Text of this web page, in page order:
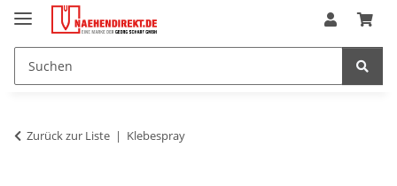
Zurück zur Liste Klebespray